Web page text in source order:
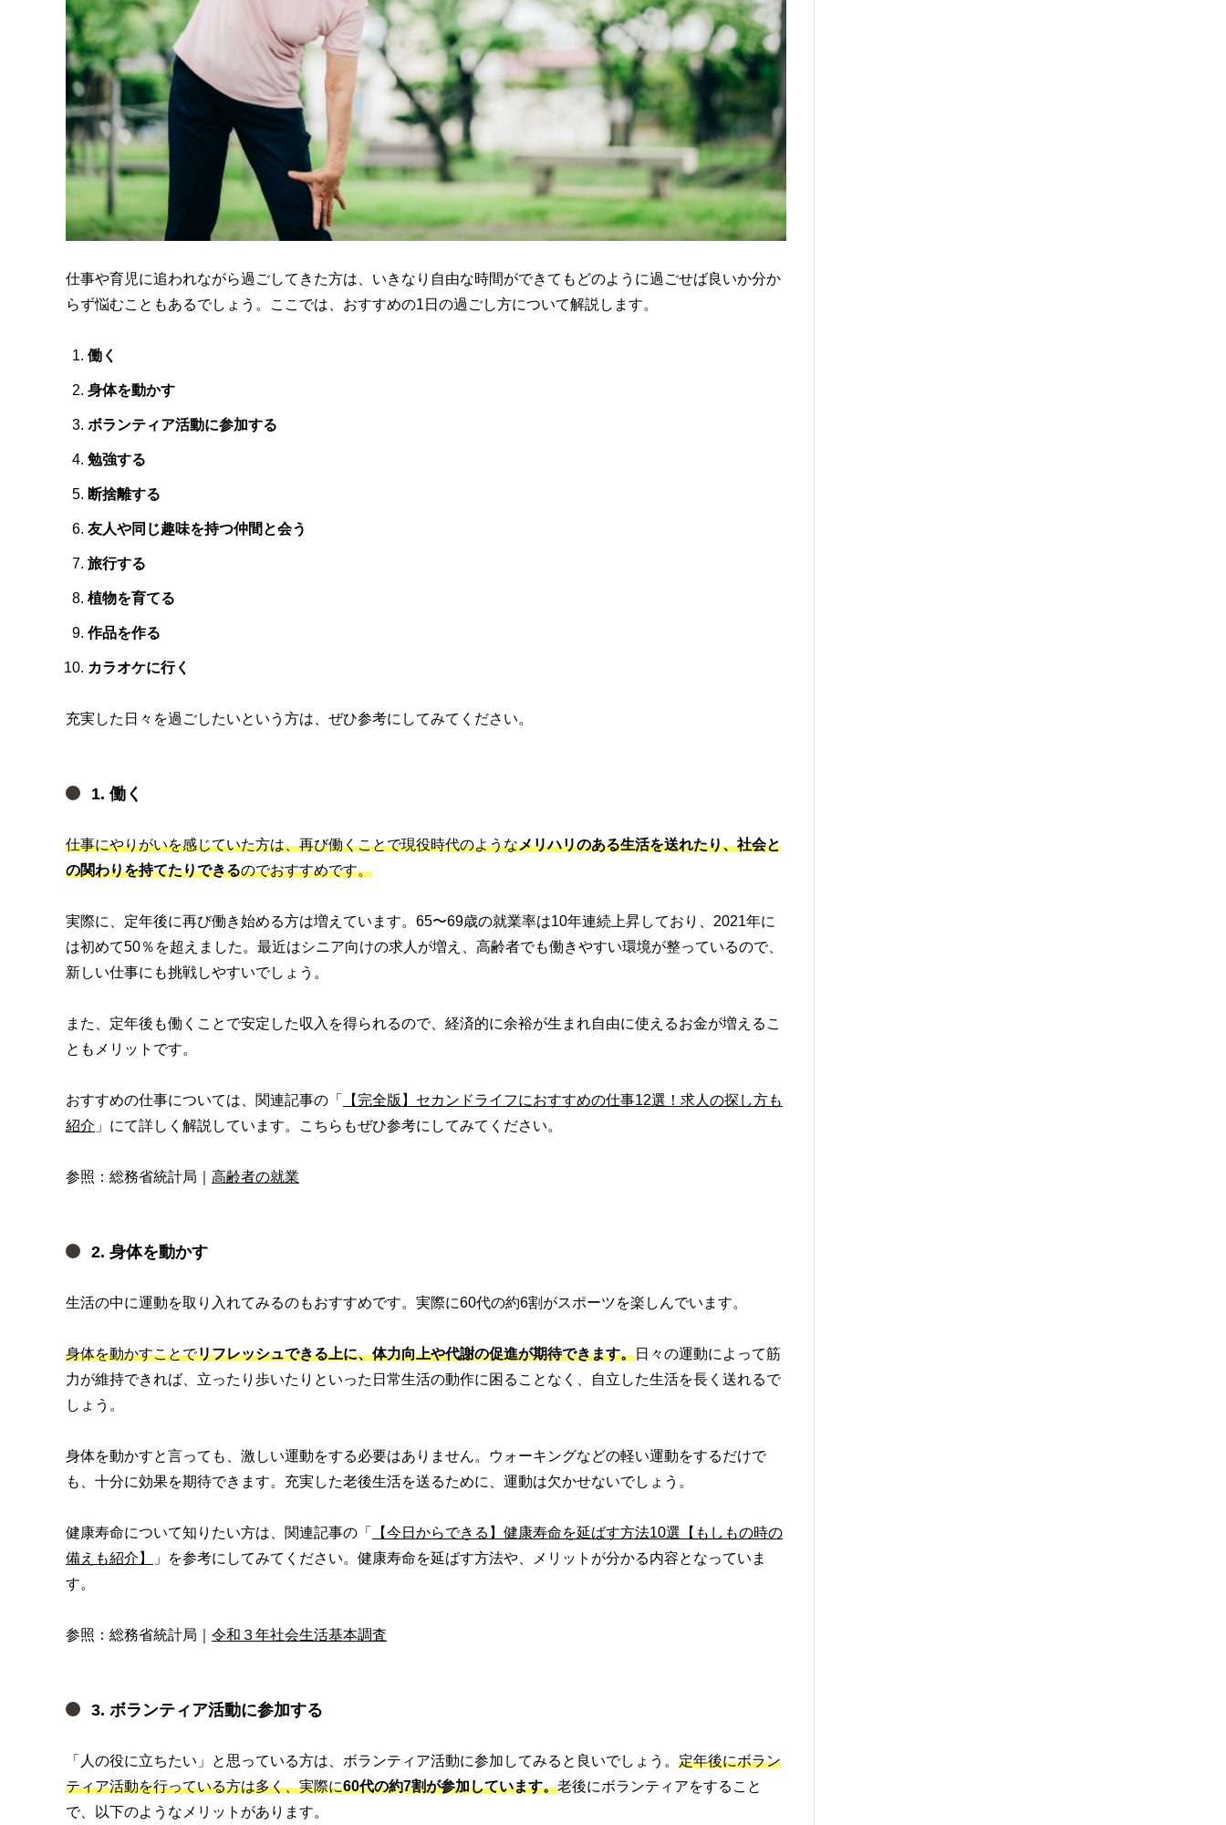
仕事や育児に追われながら過ごしてきた方は、いきなり自由な時間ができてもどのように過ごせば良いか分か
らず悩むこともあるでしょう。ここでは、おすすめの1日の過ごし方について解説します。
働く
身体を動かす
ボランティア活動に参加する
勉強する
断捨離する
友人や同じ趣味を持つ仲間と会う
旅行する
植物を育てる
作品を作る
カラオケに行く
充実した日々を過ごしたいという方は、ぜひ参考にしてみてください。
1. 働く
仕事にやりがいを感じていた方は、再び働くことで現役時代のようなメリハリのある生活を送れたり、社会と
の関わりを持てたりできるのでおすすめです。
実際に、定年後に再び働き始める方は増えています。65〜69歳の就業率は10年連続上昇しており、2021年に
は初めて50％を超えました。最近はシニア向けの求人が増え、高齢者でも働きやすい環境が整っているので、
新しい仕事にも挑戦しやすいでしょう。
また、定年後も働くことで安定した収入を得られるので、経済的に余裕が生まれ自由に使えるお金が増えるこ
ともメリットです。
おすすめの仕事については、関連記事の「
【完全版】セカンドライフにおすすめの仕事12選！求人の探し方も
紹介 」にて詳しく解説しています。こちらもぜひ参考にしてみてください。
参照：総務省統計局｜ 高齢者の就業
2. 身体を動かす
生活の中に運動を取り入れてみるのもおすすめです。実際に60代の約6割がスポーツを楽しんでいます。
身体を動かすことでリフレッシュできる上に、体力向上や代謝の促進が期待できます。日々の運動によって筋
力が維持できれば、立ったり歩いたりといった日常生活の動作に困ることなく、自立した生活を長く送れるで
しょう。
身体を動かすと言っても、激しい運動をする必要はありません。ウォーキングなどの軽い運動をするだけで
も、十分に効果を期待できます。充実した老後生活を送るために、運動は欠かせないでしょう。
健康寿命について知りたい方は、関連記事の「
【今日からできる】健康寿命を延ばす方法10選【もしもの時の
備えも紹介】
」を参考にしてみてください。健康寿命を延ばす方法や、メリットが分かる内容となっていま
す。
参照：総務省統計局｜ 令和３年社会生活基本調査
3. ボランティア活動に参加する
「人の役に立ちたい」と思っている方は、ボランティア活動に参加してみると良いでしょう。 定年後にボラン
ティア活動を行っている方は多く、実際に60代の約7割が参加しています。老後にボランティアをすること
で、以下のようなメリットがあります。